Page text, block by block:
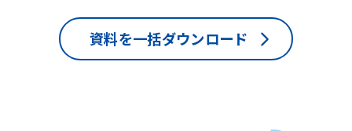
資料を一括ダウンロード